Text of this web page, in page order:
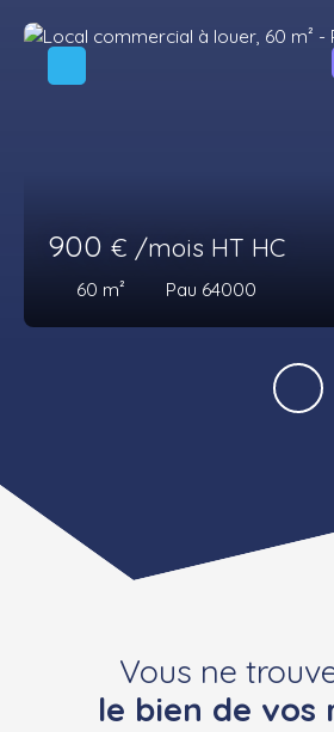
900 € /mois HT HC
60 m² Pau 64000
Vous ne
le bien de vos